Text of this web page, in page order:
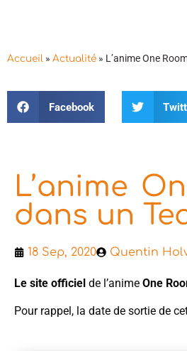
Accueil » Actualité » L’anime One
Facebook
L’anime
dans un
18 Sep, 2020 Quentin
Le site officiel de l’anime One
Pour rappel, la date de sortie de